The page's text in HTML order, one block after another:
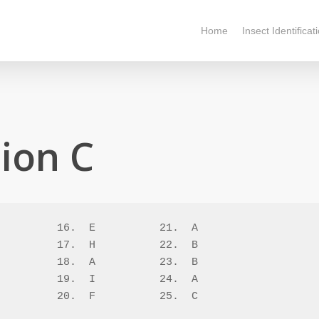
Home Insect
C
16.  E          21.  A
17.  H          22.  B
18.  A          23.  B
19.  I          24.  A
20.  F          25.  C